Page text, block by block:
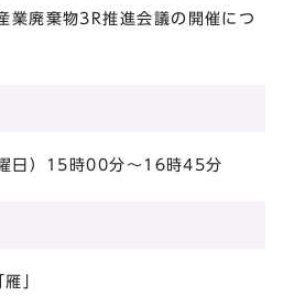
業廃棄物3R推進会議の開催につ
日）15時00分～16時45分
」